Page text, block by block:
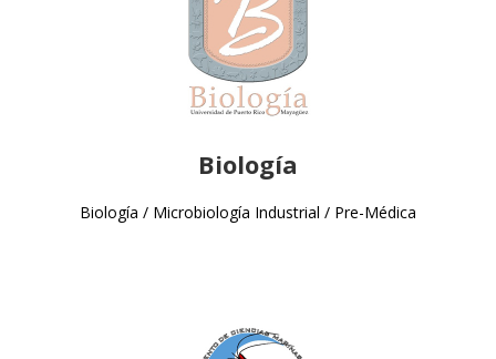
Biología
Biología / Microbiología Industrial / Pre-Médica